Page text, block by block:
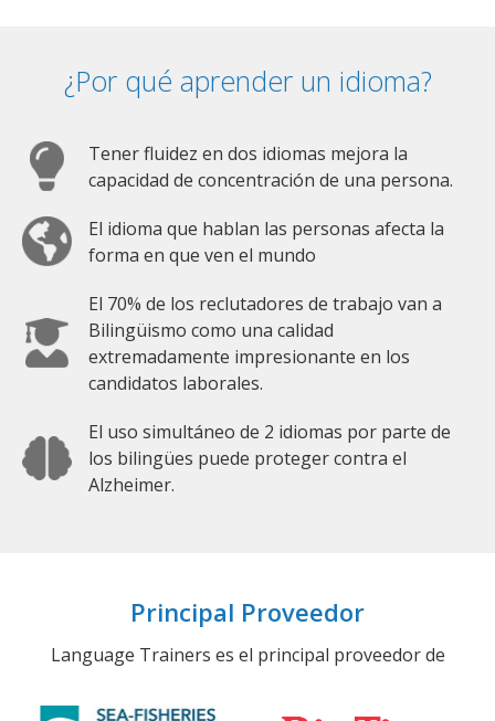
¿Por qué aprender un idioma?
Tener fluidez en dos idiomas mejora la
capacidad de concentración de una persona.
El idioma que hablan las personas afecta la
forma en que ven el mundo
El 70% de los reclutadores de trabajo van a
Bilingüismo como una calidad
extremadamente impresionante en los
candidatos laborales.
El uso simultáneo de 2 idiomas por parte de
los bilingües puede proteger contra el
Alzheimer.
Principal Proveedor
Language Trainers es el principal proveedor de